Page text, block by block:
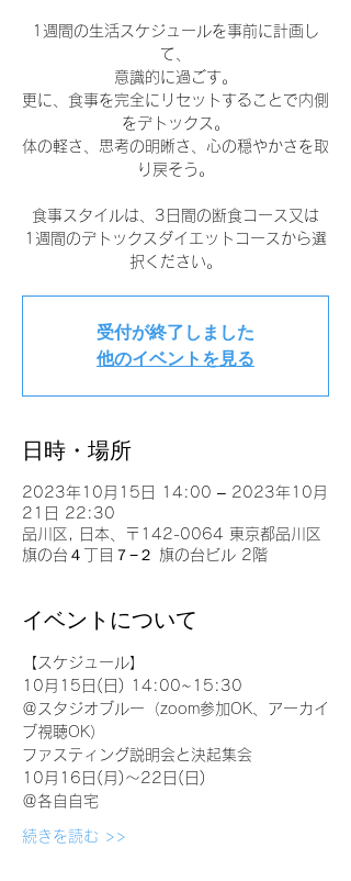
1週間の生活スケジュールを事前に計画し
て、
意識的に過ごす。
更に、食事を完全にリセットすることで内側
をデトックス。
体の軽さ、思考の明晰さ、心の穏やかさを取
り戻そう。
食事スタイルは、3日間の断食コース又は
1週間のデトックスダイエットコースから選
択ください。
受付が終了しました
他のイベントを見る
日時・場所
2023年10月15日 14:00 – 2023年10月
21日 22:30
品川区, 日本、〒142-0064 東京都品川区
旗の台４丁目７−２ 旗の台ビル 2階
イベントについて
【スケジュール】
10月15日(日) 14:00~15:30
＠スタジオブルー（zoom参加OK、アーカイ
ブ視聴OK）
ファスティング説明会と決起集会
10月16日(月)〜22日(日)
＠各自自宅
続きを読む >>